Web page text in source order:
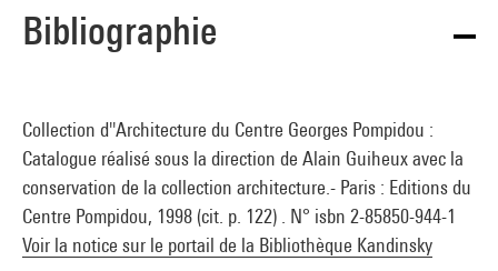
Bibliographie
Collection d''Architecture du Centre Georges Pompidou :
Catalogue réalisé sous la direction de Alain Guiheux avec la
conservation de la collection architecture.- Paris : Editions du
Centre Pompidou, 1998 (cit. p. 122) . N° isbn 2-85850-944-1
Voir la notice sur le portail de la Bibliothèque Kandinsky